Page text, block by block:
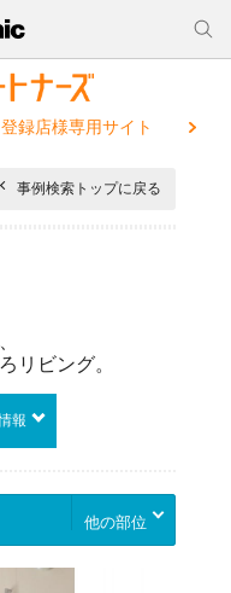
登録店様専用サイト
事例検索トップに戻る
リビング。
報
他の部位